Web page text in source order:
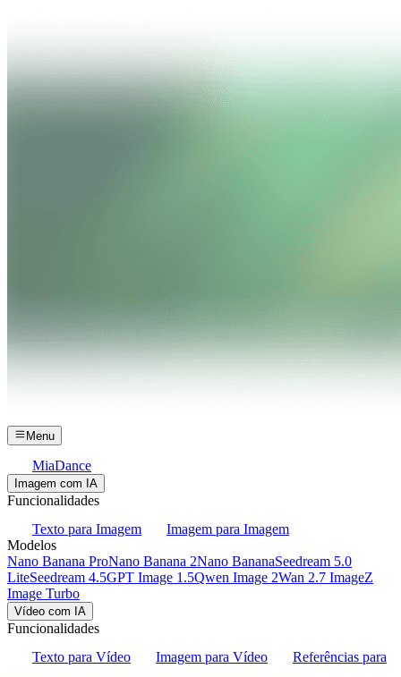
Menu
MiaDance
Imagem com IA
Funcionalidades
Texto para Imagem
Imagem para Imagem
Modelos
Nano Banana ProNano Banana 2Nano BananaSeedream 5.0
LiteSeedream 4.5GPT Image 1.5Qwen Image 2Wan 2.7 ImageZ
Image Turbo
Vídeo com IA
Funcionalidades
Texto para Vídeo
Imagem para Vídeo
Referências para